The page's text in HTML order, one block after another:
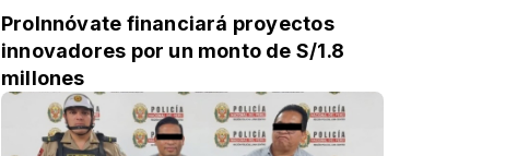
ProInnóvate financiará proyectos
innovadores por un monto de S/1.8
millones